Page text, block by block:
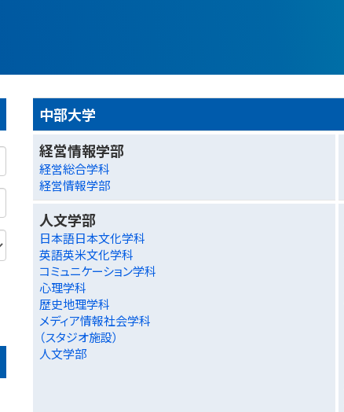
中部大学
経営情報学部
経営総合学科
経営情報学部
人文学部
日本語日本文化学科
英語英米文化学科
コミュニケーション学科
心理学科
歴史地理学科
メディア情報社会学科
（スタジオ施設）
人文学部